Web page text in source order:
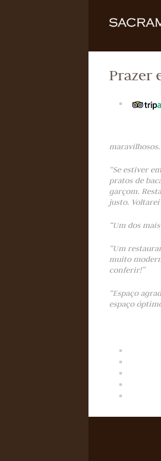
Prazer
“Se estiver
pratos de
garçom.
justo. Voltarei
“Um dos
“Um
muito
conferir!”
“Espaço
espaço